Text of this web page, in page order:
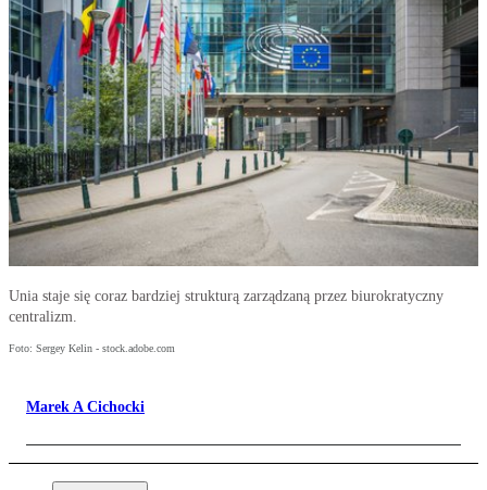
Unia staje się coraz bardziej strukturą zarządzaną przez biurokratyczny
centralizm.
Foto: Sergey Kelin - stock.adobe.com
Marek A Cichocki